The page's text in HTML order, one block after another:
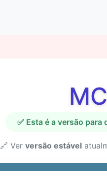
✅ Esta é a versão
🔗 Ver versão estável